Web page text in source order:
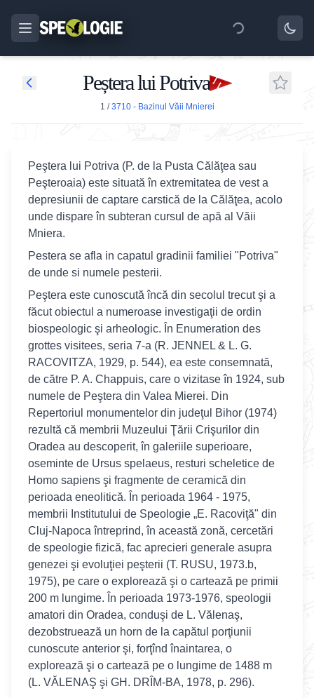
Peștera lui Potriva
1 /3710 - Bazinul Văii Mnierei
Peştera lui Potriva (P. de la Pusta Călăţea sau
Peşteroaia) este situată în extremitatea de vest a
depresiunii de captare carstică de la Călăţea, acolo
unde dispare în subteran cursul de apă al Văii
Mniera.
Pestera se afla in capatul gradinii familiei "Potriva"
de unde si numele pesterii.
Peştera este cunoscută încă din secolul trecut şi a
făcut obiectul a numeroase investigaţii de ordin
biospeologic şi arheologic. În Enumeration des
grottes visitees, seria 7-a (R. JENNEL & L. G.
RACOVITZA, 1929, p. 544), ea este consemnată,
de către P. A. Chappuis, care o vizitase în 1924, sub
numele de Peştera din Valea Mierei. Din
Repertoriul monumentelor din judeţul Bihor (1974)
rezultă că membrii Muzeului Ţării Crişurilor din
Oradea au descoperit, în galeriile superioare,
oseminte de Ursus spelaeus, resturi scheletice de
Homo sapiens şi fragmente de ceramică din
perioada eneolitică. În perioada 1964 - 1975,
membrii Institutului de Speologie „E. Racoviţă" din
Cluj-Napoca întreprind, în această zonă, cercetări
de speologie fizică, fac aprecieri generale asupra
genezei şi evoluţiei peşterii (T. RUSU, 1973.b,
1975), pe care o explorează şi o cartează pe primii
200 m lungime. În perioada 1973-1976, speologii
amatori din Oradea, conduşi de L. Vălenaş,
dezobstruează un horn de la capătul porţiunii
cunoscute anterior şi, forţînd înaintarea, o
explorează şi o cartează pe o lungime de 1488 m
(L. VĂLENAŞ şi GH. DRÎM-BA, 1978, p. 296).